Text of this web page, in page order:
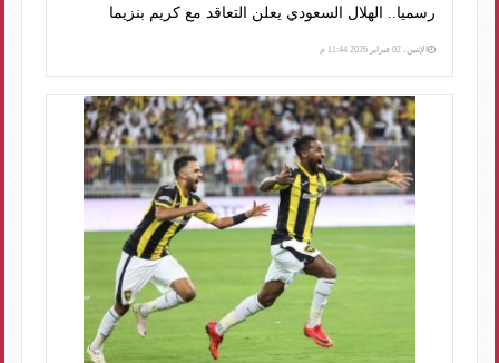
رسميا.. الهلال السعودي يعلن التعاقد مع كريم بنزيما
الإثنين، 02 فبراير 2026 11:44 م